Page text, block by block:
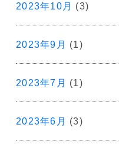
2023年10月 (3)
2023年9月 (1)
2023年7月 (1)
2023年6月 (3)